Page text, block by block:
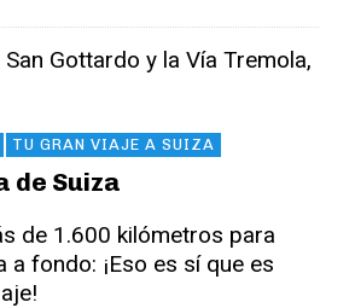
TU GRAN VIAJE A SUIZA
de Suiza
de 1.600 kilómetros para
a fondo: ¡Eso es sí que es